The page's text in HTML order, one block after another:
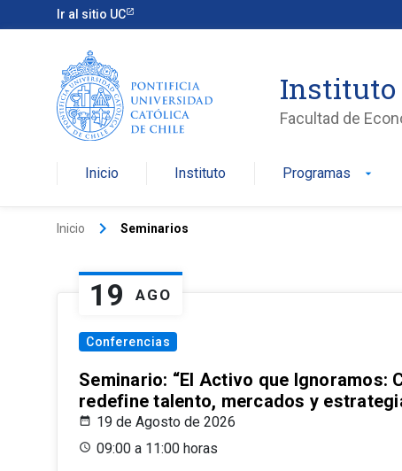
Ir al sitio UC
Instituto
Facultad de
Inicio Instituto Programas arrow_drop_down
Inicio keyboard_arrow_right Seminarios
19 AGO
Conferencias
Seminario: “El Activo que Ignoramos:
redefine talento, mercados y
19 de Agosto de 2026
09:00 a 11:00 horas